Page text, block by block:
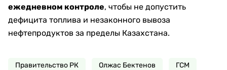
ежедневном контроле, чтобы не допустить
дефицита топлива и незаконного вывоза
нефтепродуктов за пределы Казахстана.
Правительство РК Олжас Бектенов ГСМ